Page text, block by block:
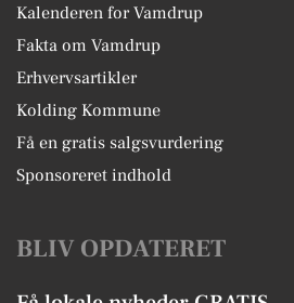
Kalenderen for Vamdrup
Fakta om Vamdrup
Erhvervsartikler
Kolding Kommune
Få en gratis salgsvurdering
Sponsoreret indhold
BLIV OPDATERET